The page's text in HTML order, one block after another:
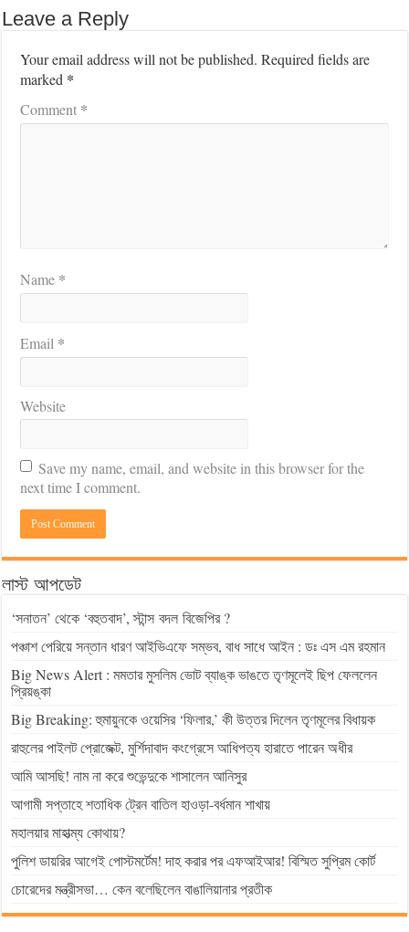
Leave a Reply
Your email address will not be published. Required fields are
marked *
Comment *
Name *
Email *
Website
Save my name, email, and website in this browser for the
next time I comment.
লাস্ট আপডেট
‘সনাতন’ থেকে ‘বহুতবাদ’, স্টান্স বদল বিজেপির ?
পঞ্চাশ পেরিয়ে সন্তান ধারণ আইভিএফে সম্ভব, বাধ সাধে আইন : ডঃ এস এম রহমান
Big News Alert : মমতার মুসলিম ভোট ব্যাঙ্ক ভাঙতে তৃণমূলেই ছিপ ফেললেন
প্রিয়ঙ্কা
Big Breaking: হুমায়ুনকে ওয়েসির ‘ফিলার,’ কী উত্তর দিলেন তৃণমূলের বিধায়ক
রাহুলের পাইলট প্রোজেক্ট, মুর্শিদাবাদ কংগ্রেসে আধিপত্য হারাতে পারেন অধীর
আমি আসছি! নাম না করে শুভেন্দুকে শাসালেন আনিসুর
আগামী সপ্তাহে শতাধিক ট্রেন বাতিল হাওড়া-বর্ধমান শাখায়
মহালয়ার মাহাত্ম্য কোথায়?
পুলিশ ডায়রির আগেই পোস্টমর্টেম! দাহ করার পর এফআইআর! বিস্মিত সুপ্রিম কোর্ট
চোরেদের মন্ত্রীসভা… কেন বলেছিলেন বাঙালিয়ানার প্রতীক